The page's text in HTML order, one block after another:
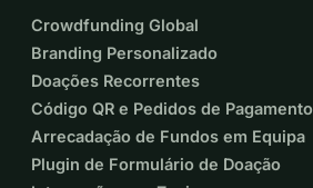
Crowdfunding Global
Branding Personalizado
Doações Recorrentes
Código QR e Pedidos de Pagamento
Arrecadação de Fundos em Equipa
Plugin de Formulário de Doação